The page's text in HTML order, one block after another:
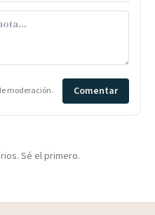
moderación. Comentar
Sé el primero.